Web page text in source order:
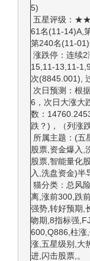
5)
五星评级：
61名(11-14)A,
第240名(11-
涨跌停：连续
15,11-13,11-
次(8845.001),
次日预测：根
6，次日大涨
数：
跌？)，（列涨
所属主题：(五
股票,资金爆入,
股票,智能量化
入,洗盘资金)半
猫分类：总风
离,涨前300,跌
强势,转好预期,
吻期,8指标强
600,Q886,柱涨
涨,五星级别,大
进,闪击股票,。